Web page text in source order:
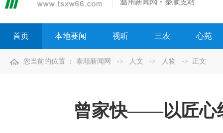
首页 本地要闻 视听 三农 心苑
您当前的位置 ： 泰顺新闻网 -> 人文 -> 人物 -> 正文
曾家快——以匠心